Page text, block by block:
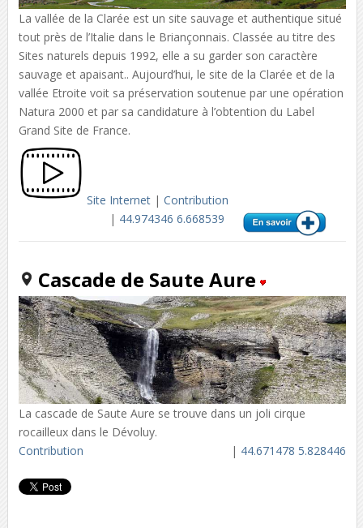
La vallée de la Clarée est un site sauvage et authentique situé
tout près de l’Italie dans le Briançonnais. Classée au titre des
Sites naturels depuis 1992, elle a su garder son caractère
sauvage et apaisant.. Aujourd’hui, le site de la Clarée et de la
vallée Etroite voit sa préservation soutenue par une opération
Natura 2000 et par sa candidature à l’obtention du Label
Grand Site de France.
Site Internet| Contribution
| 44.974346 6.668539
Cascade de Saute Aure
La cascade de Saute Aure se trouve dans un joli cirque
rocailleux dans le Dévoluy.
Contribution
| 44.671478 5.828446